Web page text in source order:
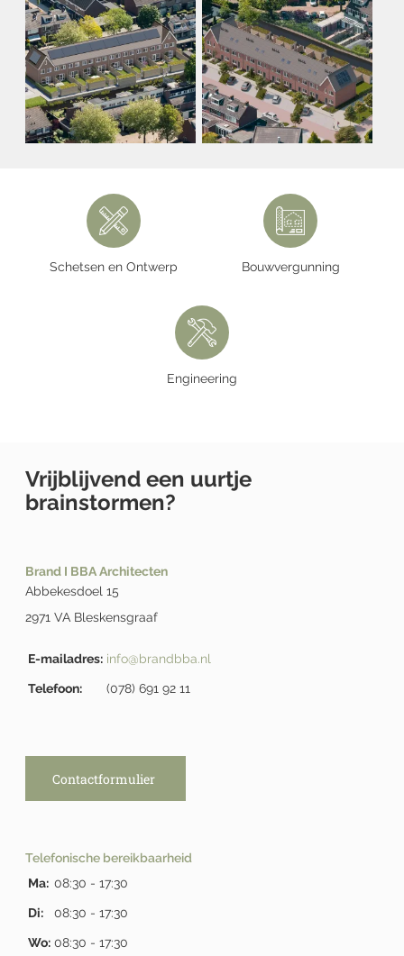
Schetsen en Ontwerp Bouwvergunning
Engineering
Vrijblijvend een uurtje
brainstormen?
Brand I BBA Architecten
Abbekesdoel 15
2971 VA Bleskensgraaf
E-mailadres: info@brandbba.nl
Telefoon: (078) 691 92 11
Contactformulier
Telefonische bereikbaarheid
Ma: 08:30 - 17:30
Di: 08:30 - 17:30
Wo: 08:30 - 17:30